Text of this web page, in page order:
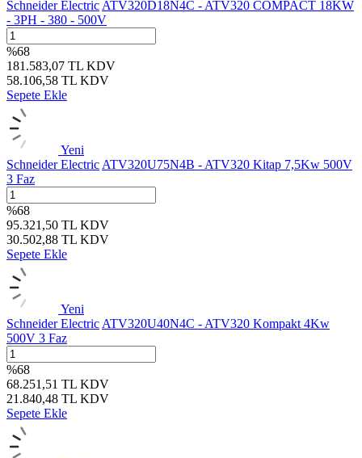
Schneider Electric ATV320D18N4C - ATV320 COMPACT 18KW
- 3PH - 380 - 500V
%68
181.583,07 TL KDV
58.106,58 TL KDV
Sepete Ekle
Yeni
Schneider Electric ATV320U75N4B - ATV320 Kitap 7,5Kw 500V
3 Faz
%68
95.321,50 TL KDV
30.502,88 TL KDV
Sepete Ekle
Yeni
Schneider Electric ATV320U40N4C - ATV320 Kompakt 4Kw
500V 3 Faz
%68
68.251,51 TL KDV
21.840,48 TL KDV
Sepete Ekle